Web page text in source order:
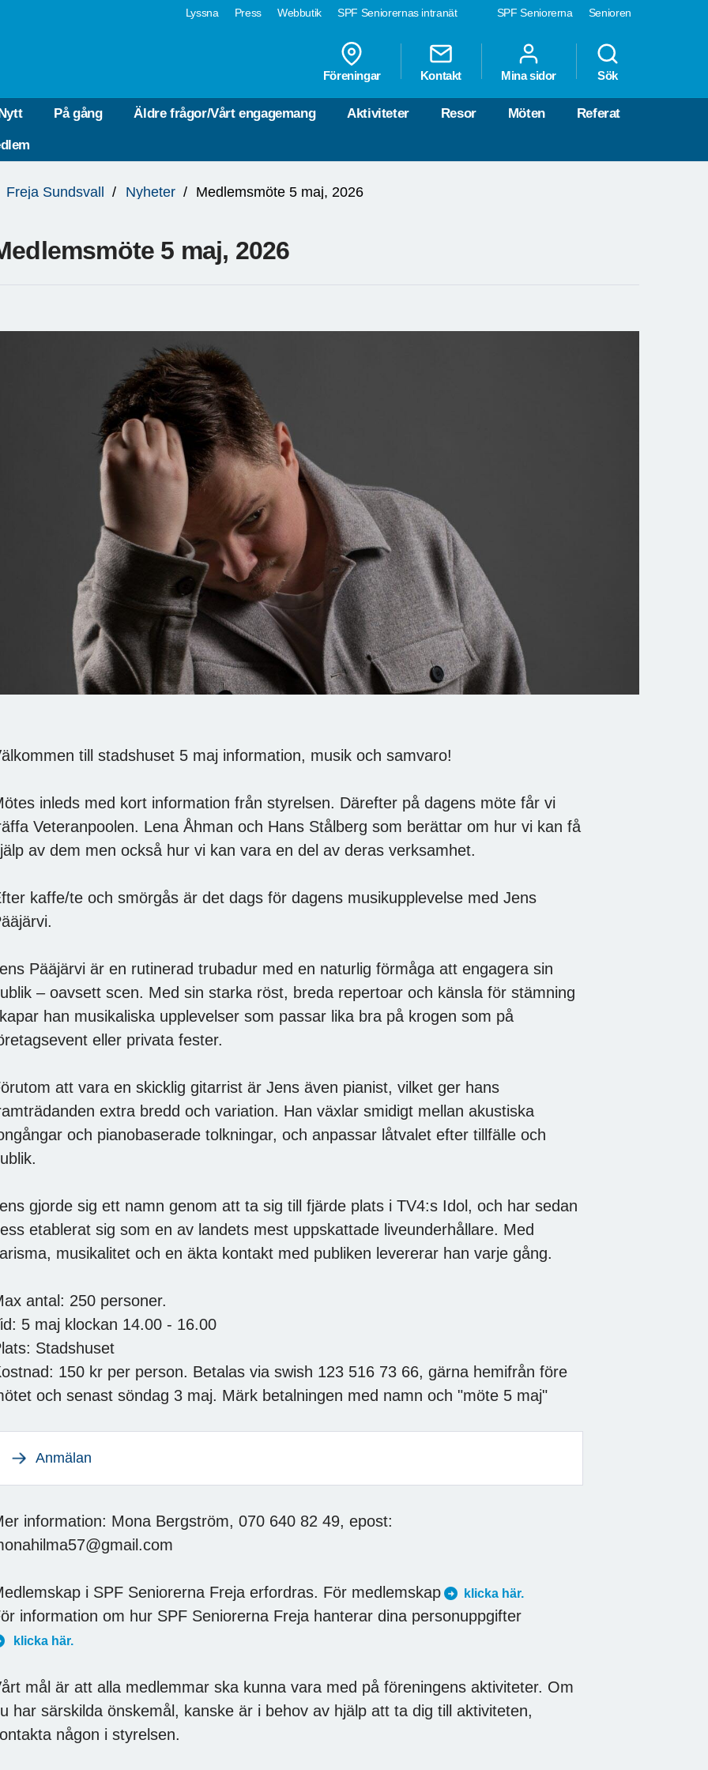
SPF Seniorerna Senioren
Lyssna Press Webbutik SPF Seniorernas intranät
Föreningar Kontakt Mina sidor Sök
På gång Äldre frågor/Vårt engagemang Aktiviteter Resor Möten Referat
Freja Sundsvall Nyheter Medlemsmöte 5 maj, 2026
5 maj, 2026
till stadshuset 5 maj information, musik och samvaro!
inleds med kort information från styrelsen. Därefter på dagens möte får vi
Veteranpoolen. Lena Åhman och Hans Stålberg som berättar om hur vi kan få
av dem men också hur vi kan vara en del av deras verksamhet.
kaffe/te och smörgås är det dags för dagens musikupplevelse med Jens
Pääjärvi är en rutinerad trubadur med en naturlig förmåga att engagera sin
– oavsett scen. Med sin starka röst, breda repertoar och känsla för stämning
han musikaliska upplevelser som passar lika bra på krogen som på
eller privata fester.
att vara en skicklig gitarrist är Jens även pianist, vilket ger hans
extra bredd och variation. Han växlar smidigt mellan akustiska
och pianobaserade tolkningar, och anpassar låtvalet efter tillfälle och
gjorde sig ett namn genom att ta sig till fjärde plats i TV4:s Idol, och har sedan
etablerat sig som en av landets mest uppskattade liveunderhållare. Med
musikalitet och en äkta kontakt med publiken levererar han varje gång.
antal: 250 personer.
5 maj klockan 14.00 - 16.00
Stadshuset
150 kr per person. Betalas via swish 123 516 73 66, gärna hemifrån före
och senast söndag 3 maj. Märk betalningen med namn och "möte 5 maj"
Anmälan
information: Mona Bergström, 070 640 82 49, epost:
i SPF Seniorerna Freja erfordras. För medlemskap klicka här.
information om hur SPF Seniorerna Freja hanterar dina personuppgifter
klicka här.
mål är att alla medlemmar ska kunna vara med på föreningens aktiviteter. Om
har särskilda önskemål, kanske är i behov av hjälp att ta dig till aktiviteten,
någon i styrelsen.